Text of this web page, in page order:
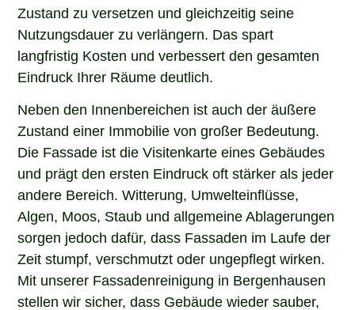
Zustand zu versetzen und gleichzeitig seine
Nutzungsdauer zu verlängern. Das spart
langfristig Kosten und verbessert den gesamten
Eindruck Ihrer Räume deutlich.
Neben den Innenbereichen ist auch der äußere
Zustand einer Immobilie von großer Bedeutung.
Die Fassade ist die Visitenkarte eines Gebäudes
und prägt den ersten Eindruck oft stärker als jeder
andere Bereich. Witterung, Umwelteinflüsse,
Algen, Moos, Staub und allgemeine Ablagerungen
sorgen jedoch dafür, dass Fassaden im Laufe der
Zeit stumpf, verschmutzt oder ungepflegt wirken.
Mit unserer Fassadenreinigung in Bergenhausen
stellen wir sicher, dass Gebäude wieder sauber,